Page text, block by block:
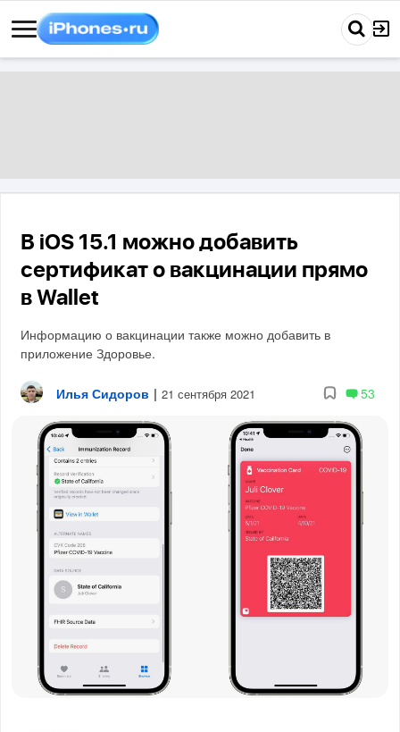
В iOS 15.1 можно добавить
сертификат о вакцинации прямо
в Wallet
Информацию о вакцинации также можно добавить в
приложение Здоровье.
Илья Сидоров | 21 сентября 2021 53